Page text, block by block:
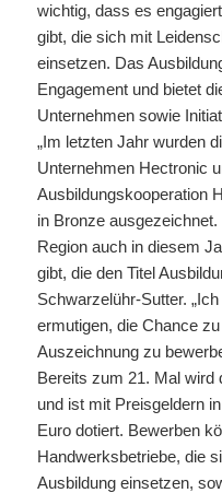
wichtig, dass es
gibt, die sich mit
einsetzen. Das
Engagement und bietet
Unternehmen sowie
„Im letzten Jahr wurden
Unternehmen Hectronic
Ausbildungskooperation
in Bronze
Region auch in diesem
gibt, die den Titel
Schwarzelühr-Sutter.
ermutigen, die Chance
Auszeichnung zu
Bereits zum 21. Mal wird
und ist mit Preisgeldern
Euro dotiert. Bewerben
Handwerksbetriebe, die
Ausbildung einsetzen,